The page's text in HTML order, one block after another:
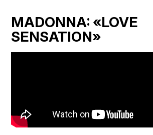
MADONNA: «LOVE
SENSATION»